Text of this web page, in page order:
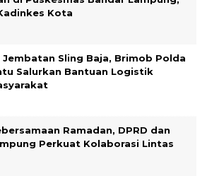
Kota
Jembatan Sling Baja, Brimob Polda
Salurkan Bantuan Logistik
Ramadan, DPRD dan
Perkuat Kolaborasi Lintas